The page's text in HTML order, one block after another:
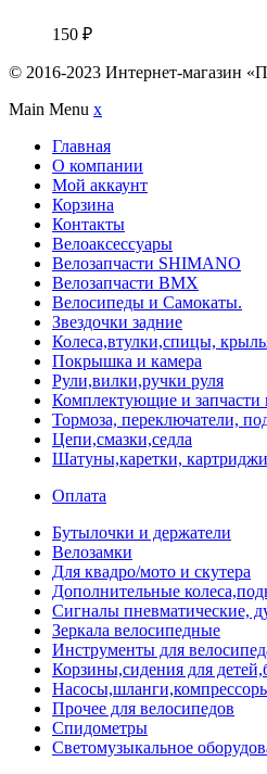
150 ₽
© 2016-2023 Интернет-магазин
Main Menu x
Главная
О компании
Мой аккаунт
Корзина
Контакты
Велоаксессуары
Велозапчасти SHIMANO
Велозапчасти BMX
Велосипеды и Самокаты.
Звездочки задние
Колеса,втулки,спицы,
Покрышка и камера
Рули,вилки,ручки руля
Комплектующие и запчасти
Тормоза, переключатели,
Цепи,смазки,седла
Шатуны,каретки,
Оплата
Бутылочки и держатели
Велозамки
Для квадро/мото и скутера
Дополнительные
Сигналы пневматические,
Зеркала велосипедные
Инструменты для
Корзины,сидения для
Прочее для велосипедов
Спидометры
Светомузыкальное